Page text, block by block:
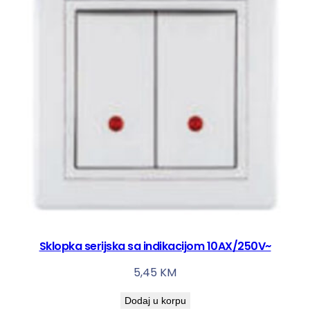
Sklopka serijska sa indikacijom 10AX/250V~
5,45 KM
Dodaj u korpu